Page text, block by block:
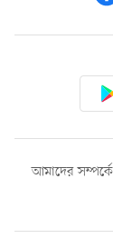
আমাদের সম্পর্কে